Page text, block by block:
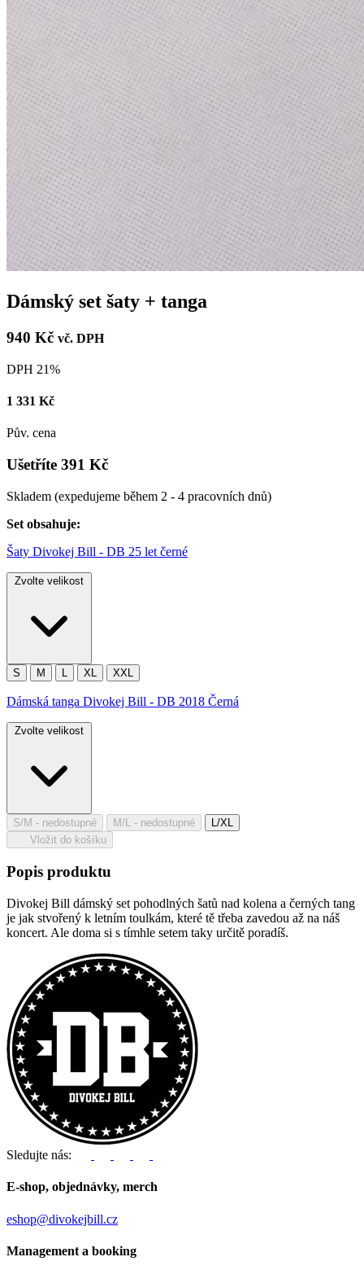
Dámský set šaty + tanga
940 Kč vč. DPH
DPH 21%
1 331 Kč
Pův. cena
Ušetříte 391 Kč
Skladem (expedujeme během 2 - 4 pracovních dnů)
Set obsahuje:
Šaty Divokej Bill - DB 25 let černé
Zvolte velikost
S M L XL XXL
Dámská tanga Divokej Bill - DB 2018 Černá
Zvolte velikost
S/M - nedostupné M/L - nedostupné
L/XL
Vložit do košíku
Popis produktu
Divokej Bill dámský set pohodlných šatů nad kolena a černých tang
je jak stvořený k letním toulkám, které tě třeba zavedou až na náš
koncert. Ale doma si s tímhle setem taky určitě poradíš.
Sledujte nás:
E-shop, objednávky, merch
eshop@divokejbill.cz
Management a booking